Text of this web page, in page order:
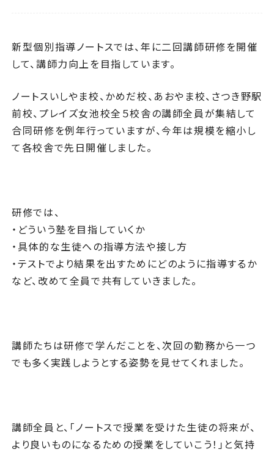
新型個別指導ノートスでは、年に二回講師研修を開催
して、講師力向上を目指しています。
ノートスいしやま校、かめだ校、あおやま校、さつき野駅
前校、プレイズ女池校全５校舎の講師全員が集結して
合同研修を例年行っていますが、今年は規模を縮小し
て各校舎で先日開催しました。
研修では、
・どういう塾を目指していくか
・具体的な生徒への指導方法や接し方
・テストでより結果を出すためにどのように指導するか
など、改めて全員で共有していきました。
講師たちは研修で学んだことを、次回の勤務から一つ
でも多く実践しようとする姿勢を見せてくれました。
講師全員と、「ノートスで授業を受けた生徒の将来が、
より良いものになるための授業をしていこう！」と気持